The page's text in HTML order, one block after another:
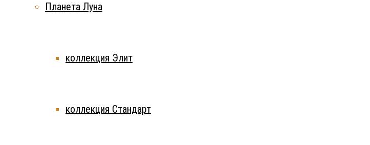
Планета Луна
коллекция Элит
коллекция Стандарт